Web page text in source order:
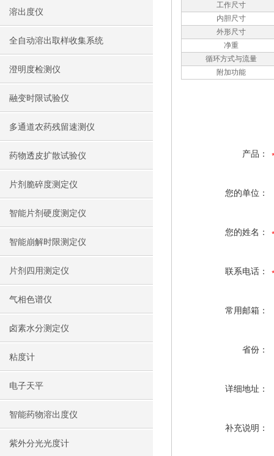
溶出度仪
全自动溶出取样收集系统
澄明度检测仪
融变时限试验仪
多通道农药残留速测仪
药物透皮扩散试验仪
片剂脆碎度测定仪
智能片剂硬度测定仪
智能崩解时限测定仪
片剂四用测定仪
气相色谱仪
卤素水分测定仪
粘度计
电子天平
智能药物溶出度仪
紫外分光光度计
工作尺寸
内胆尺寸
外形尺寸
净重
循环方式与流量
附加功能
产品：
您的单位：
您的姓名：
联系电话：
常用邮箱：
省份：
详细地址：
补充说明：